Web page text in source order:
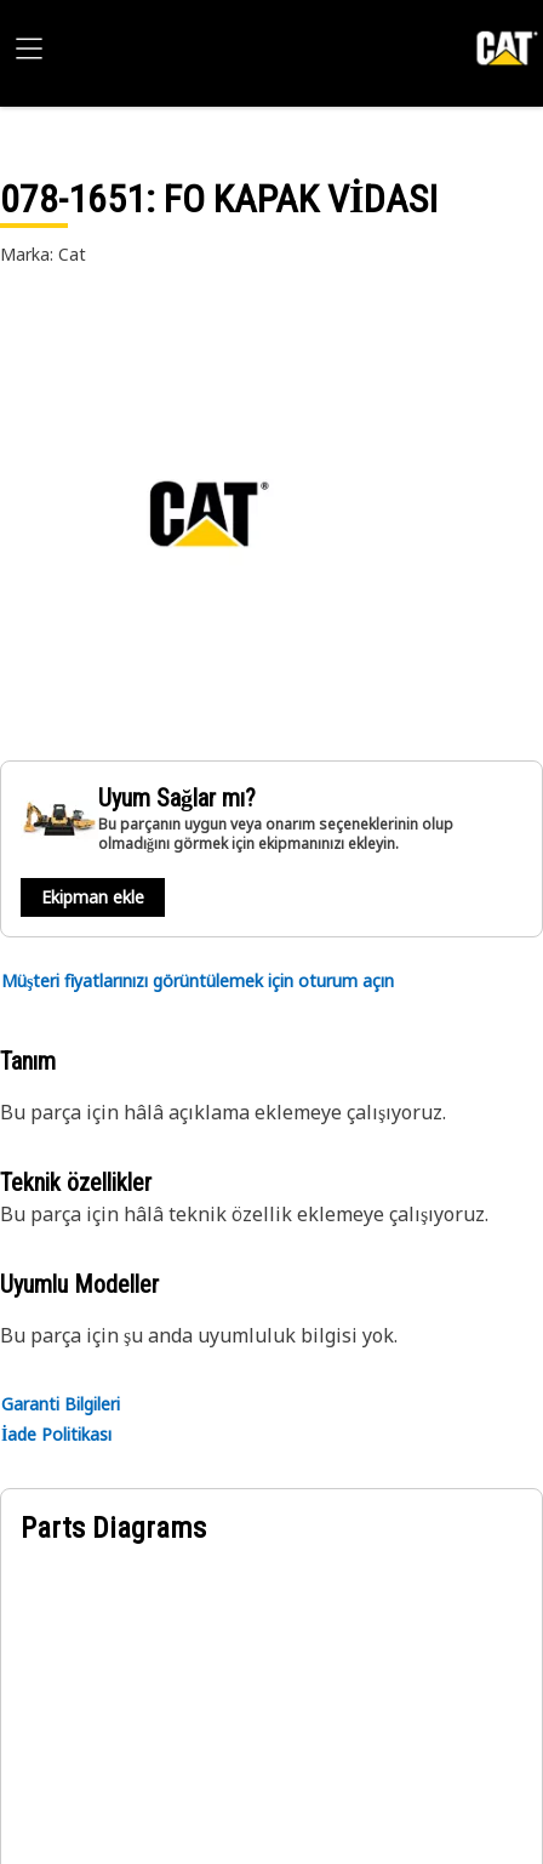
078-1651: FO KAPAK VİDASI
Marka: Cat
Uyum Sağlar mı?
Bu parçanın uygun veya onarım seçeneklerinin olup
olmadığını görmek için ekipmanınızı ekleyin.
Ekipman ekle
Müşteri fiyatlarınızı görüntülemek için oturum açın
Tanım
Bu parça için hâlâ açıklama eklemeye çalışıyoruz.
Teknik özellikler
Bu parça için hâlâ teknik özellik eklemeye çalışıyoruz.
Uyumlu Modeller
Bu parça için şu anda uyumluluk bilgisi yok.
Garanti Bilgileri
İade Politikası
Parts Diagrams